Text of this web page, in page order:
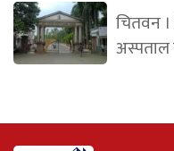
चितवन ।
अस्पताल